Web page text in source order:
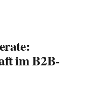
im B2B-